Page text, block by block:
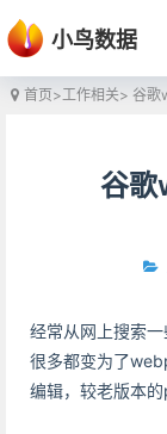
小鸟数据
首页>工作相关> 谷歌
谷歌
经常从网上搜索
很多都变为了
编辑，较老版本